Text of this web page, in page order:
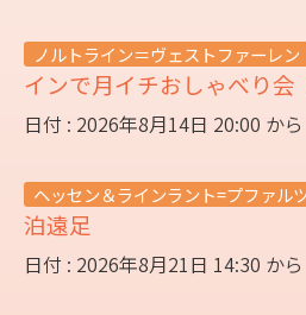
ノルトライン＝ヴェストファーレン
インで月イチおしゃべり会
日付 : 2026年8月14日 20:00 から
ヘッセン＆ラインラント=プファル
泊遠足
日付 : 2026年8月21日 14:30 から